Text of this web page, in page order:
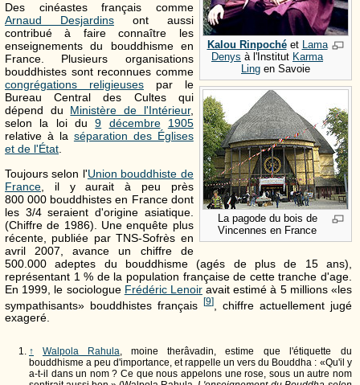
Kalou Rinpochéet
Lama
Denys à l'Institut Karma
Ling en Savoie
La pagode du bois de
Vincennes en France
Des cinéastes français comme
Arnaud Desjardinsont aussi
contribué à faire connaître les
enseignements du bouddhisme en
France. Plusieurs organisations
bouddhistes sont reconnues comme
congrégations religieusespar le
Bureau Central des Cultes qui
dépend du Ministère de l'Intérieur,
selon la loi du9 décembre
1905
relative à la séparation des Églises
et de l'État.
Toujours selon l'Union bouddhiste de
France , il y aurait à peu près
800 000 bouddhistes en France dont
les 3/4 seraient d'origine asiatique.
(Chiffre de 1986). Une enquête plus
récente, publiée par TNS-Sofrès en
avril 2007, avance un chiffre de
500.000 adeptes du bouddhisme (agés de plus de 15 ans),
représentant 1 % de la population française de cette tranche d'age.
En 1999, le sociologue Frédéric Lenoiravait estimé à 5 millions «les
sympathisants» bouddhistes français [9] , chiffre actuellement jugé
exageré.
↑ Walpola Rahula, moine therâvadin, estime que l'étiquette du
bouddhisme a peu d'importance, et rappelle un vers du Bouddha : «Qu'il y
a-t-il dans un nom ? Ce que nous appelons une rose, sous un autre nom